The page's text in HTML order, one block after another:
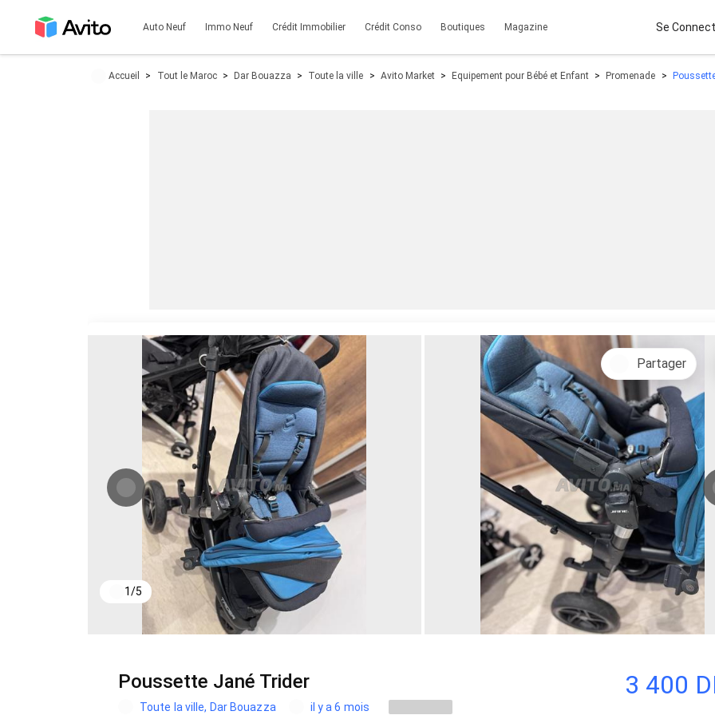
Auto Neuf Immo Neuf Crédit Immobilier Crédit Conso Boutiques Magazine Se
Accueil Tout le Maroc Dar Bouazza Toute la ville Avito Market Equipement pour Bébé et Enfant Promenade
1/5
Partager
Poussette Jané Trider
Toute la ville, Dar Bouazza il y a 6 mois
3 400